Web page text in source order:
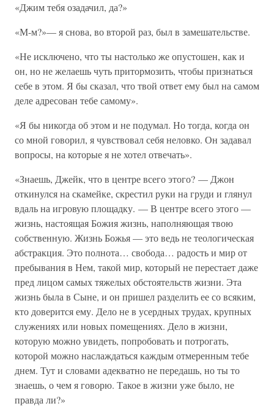
«Джим тебя озадачил, да?»
«М-м?»— я снова, во второй раз, был в замешательстве.
«Не исключено, что ты настолько же опустошен, как и
он, но не желаешь чуть притормозить, чтобы признаться
себе в этом. Я бы сказал, что твой ответ ему был на самом
деле адресован тебе самому».
«Я бы никогда об этом и не подумал. Но тогда, когда он
со мной говорил, я чувствовал себя неловко. Он задавал
вопросы, на которые я не хотел отвечать».
«Знаешь, Джейк, что в центре всего этого? — Джон
откинулся на скамейке, скрестил руки на груди и глянул
вдаль на игровую площадку. — В центре всего этого —
жизнь, настоящая Божия жизнь, наполняющая твою
собственную. Жизнь Божья — это ведь не теологическая
абстракция. Это полнота… свобода… радость и мир от
пребывания в Нем, такой мир, который не перестает даже
пред лицом самых тяжелых обстоятельств жизни. Эта
жизнь была в Сыне, и он пришел разделить ее со всяким,
кто доверится ему. Дело не в усердных трудах, крупных
служениях или новых помещениях. Дело в жизни,
которую можно увидеть, попробовать и потрогать,
которой можно наслаждаться каждым отмеренным тебе
днем. Тут и словами адекватно не передашь, но ты то
знаешь, о чем я говорю. Такое в жизни уже было, не
правда ли?»